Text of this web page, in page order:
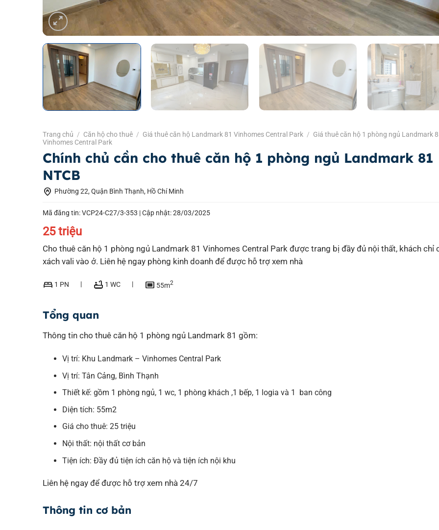
Trang chủ / Căn hộ cho thuê / Giá thuê căn hộ Landmark 81 Vinhomes Central Park / Giá thuê căn hộ 1 phòng ngủ Landmark
Vinhomes Central Park
Chính chủ cần cho thuê căn hộ 1 phòng ngủ Landmark 81
NTCB
home_pin Phường 22, Quận Bình Thạnh, Hồ Chí Minh
Mã đăng tin: VCP24-C27/3-353 |Cập nhật: 28/03/2025
25 triệu
Cho thuê căn hộ 1 phòng ngủ Landmark 81 Vinhomes Central Park được trang bị đầy đủ nội thất, khách chỉ
xách vali vào ở. Liên hệ ngay phòng kinh doanh để được hỗ trợ xem nhà
bed 1 PN bathtub 1 WC capture 55m2
Tổng quan
Thông tin cho thuê căn hộ 1 phòng ngủ Landmark 81 gồm:
Vị trí: Khu Landmark – Vinhomes Central Park
Vị trí: Tân Cảng, Bình Thạnh
Thiết kế: gồm 1 phòng ngủ, 1 wc, 1 phòng khách ,1 bếp, 1 logia và 1 ban công
Diện tích: 55m2
Giá cho thuê: 25 triệu
Nội thất: nội thất cơ bản
Tiện ích: Đầy đủ tiện ích căn hộ và tiện ích nội khu
Liên hệ ngay để được hỗ trợ xem nhà 24/7
Thông tin cơ bản